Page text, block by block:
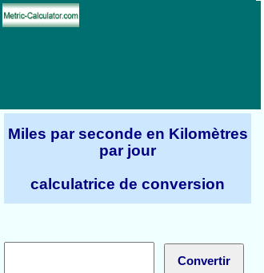
Miles par seconde en Kilomètres
par jour
calculatrice de conversion